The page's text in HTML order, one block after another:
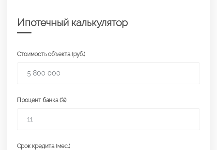
Ипотечный калькулятор
Стоимость объекта (руб.)
Процент банка (%)
Срок кредита (мес.)